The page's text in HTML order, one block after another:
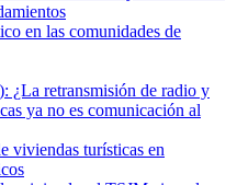
en las comunidades de
¿La retransmisión de radio y
ya no es comunicación al
viviendas turísticas en